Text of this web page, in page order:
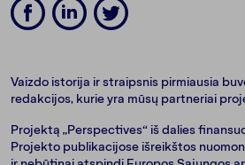
Vaizdo istorija ir straipsnis pirmiausia
redakcijos, kurie yra mūsų partneriai
Projektą „Perspectives“ iš dalies
Projekto publikacijose išreikštos